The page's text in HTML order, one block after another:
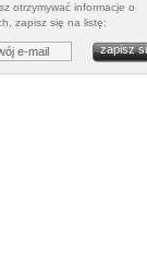
otrzymywać informacje o
zapisz się na listę: